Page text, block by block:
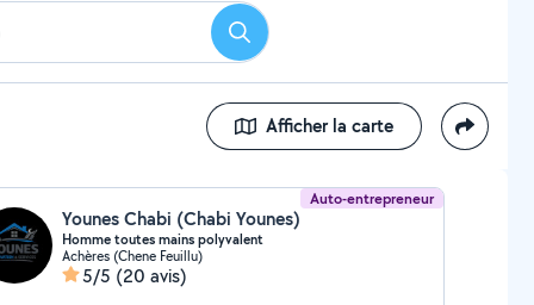
Rechercher
Afficher la carte
Auto-entrepreneur
Younes Chabi (Chabi Younes)
Homme toutes mains polyvalent
Achères (Chene Feuillu)
5/5 (20 avis)